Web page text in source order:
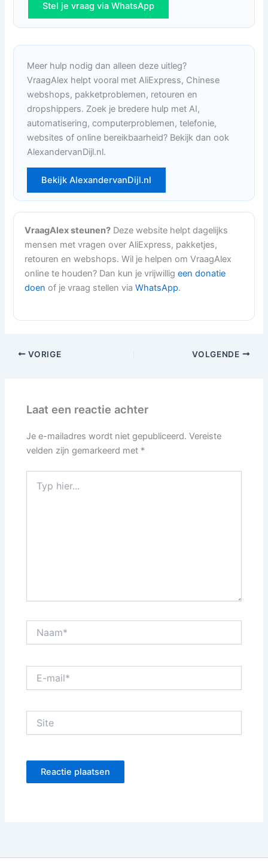
Stel je vraag via WhatsApp
Meer hulp nodig dan alleen deze uitleg?
VraagAlex helpt vooral met AliExpress, Chinese
webshops, pakketproblemen, retouren en
dropshippers. Zoek je bredere hulp met AI,
automatisering, computerproblemen, telefonie,
websites of online bereikbaarheid? Bekijk dan ook
AlexandervanDijl.nl.
Bekijk AlexandervanDijl.nl
VraagAlex steunen? Deze website helpt dagelijks
mensen met vragen over AliExpress, pakketjes,
retouren en webshops. Wil je helpen om VraagAlex
online te houden? Dan kun je vrijwilligeen donatie
doen of je vraag stellen viaWhatsApp.
VORIGE VOLGENDE
Laat een reactie achter
Je e-mailadres wordt niet gepubliceerd. Vereiste
velden zijn gemarkeerd met *
hier...
mail*